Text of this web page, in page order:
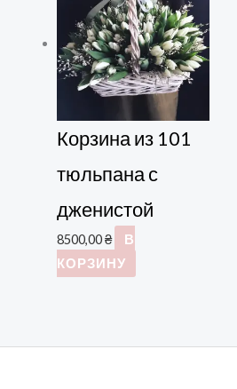
Корзина из 101
тюльпана с
дженистой
8500,00₴
В
КОРЗИНУ